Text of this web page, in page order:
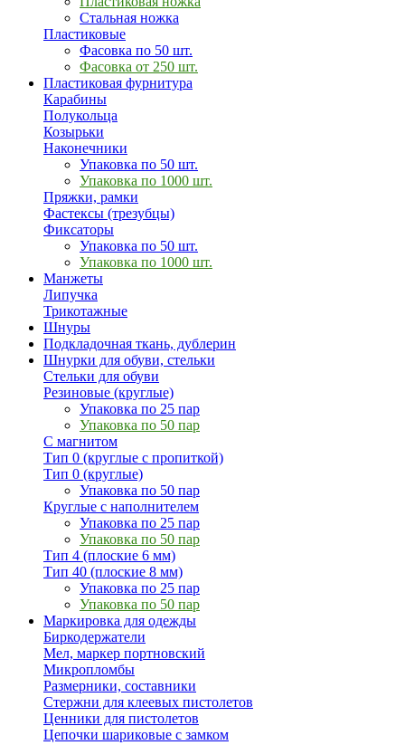
Стальная ножка
Пластиковые
Фасовка по 50 шт.
Фасовка от 250 шт.
Пластиковая фурнитура
Карабины
Полукольца
Козырьки
Наконечники
Упаковка по 50 шт.
Упаковка по 1000 шт.
Пряжки, рамки
Фастексы (трезубцы)
Фиксаторы
Упаковка по 50 шт.
Упаковка по 1000 шт.
Манжеты
Липучка
Трикотажные
Шнуры
Подкладочная ткань, дублерин
Шнурки для обуви, стельки
Стельки для обуви
Резиновые (круглые)
Упаковка по 25 пар
Упаковка по 50 пар
С магнитом
Тип 0 (круглые с пропиткой)
Тип 0 (круглые)
Упаковка по 50 пар
Круглые с наполнителем
Упаковка по 25 пар
Упаковка по 50 пар
Тип 4 (плоские 6 мм)
Тип 40 (плоские 8 мм)
Упаковка по 25 пар
Упаковка по 50 пар
Маркировка для одежды
Биркодержатели
Мел, маркер портновский
Микропломбы
Размерники, составники
Стержни для клеевых пистолетов
Ценники для пистолетов
Цепочки шариковые с замком